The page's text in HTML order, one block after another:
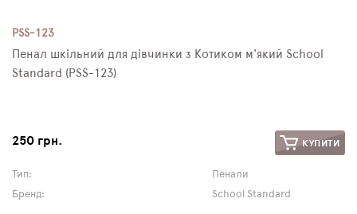
PSS-123
Пенал шкільний для дівчинки з Котиком м'який School
Standard (PSS-123)
250 грн. КУПИТИ
Тип:
Пенали
Бренд:
School Standard